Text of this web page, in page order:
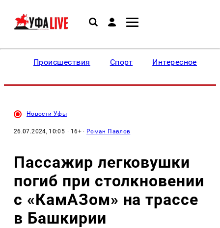
Происшествия Спорт Интересное
Новости Уфы
26.07.2024, 10:05 · 16+ · Роман Павлов
Пассажир легковушки
погиб при столкновении
с «КамАЗом» на трассе
в Башкирии